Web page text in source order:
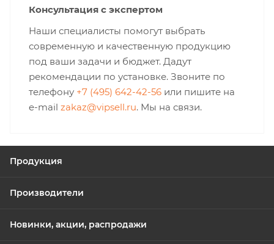
Консультация с экспертом
Наши специалисты помогут выбрать
современную и качественную продукцию
под ваши задачи и бюджет. Дадут
рекомендации по установке. Звоните по
телефону +7 (495) 642-42-56 или пишите на
e-mail zakaz@vipsell.ru. Мы на связи.
Продукция
Производители
Новинки, акции, распродажи